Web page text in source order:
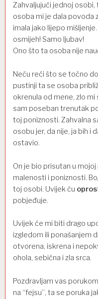
Zahvaljujući jednoj
osoba mi je dala povoda
imala jako lijepo
osmijeh! Samo ljubav!
Ono što ta osoba nije
Neću reći što se točno
pustinji ta se osoba
okrenula od mene, zlo
sam poseban trenutak
toj poniznosti. Zahvalna
osobu jer, da nije, ja bih i
ostavio.
On je bio prisutan u
malenosti i poniznosti.
toj osobi. Uvijek ću
pobjeđuje.
Uvijek će mi biti drago
izgledom ili ponašanjem
otvorena, iskrena i
ohola, sebična i zla srca.
Pozdravljam vas
na “fejsu”, ta se poruka